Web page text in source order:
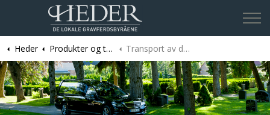
Finn ditt lokale byrå
Heder Produkter og tjenester Transport av døde